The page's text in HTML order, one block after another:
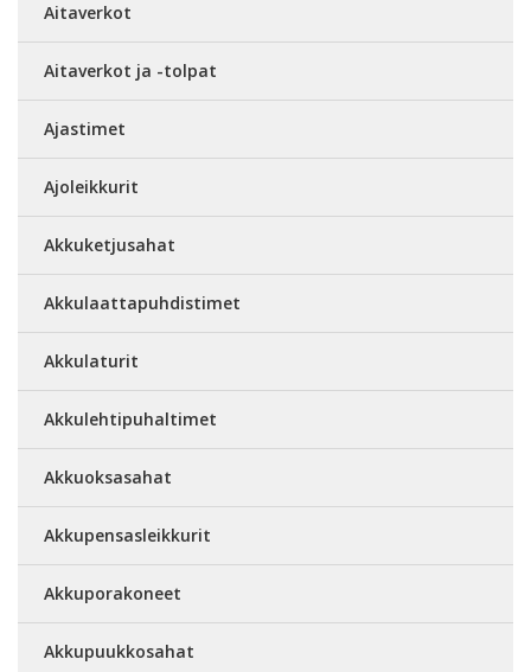
Aitaverkot
Aitaverkot ja -tolpat
Ajastimet
Ajoleikkurit
Akkuketjusahat
Akkulaattapuhdistimet
Akkulaturit
Akkulehtipuhaltimet
Akkuoksasahat
Akkupensasleikkurit
Akkuporakoneet
Akkupuukkosahat